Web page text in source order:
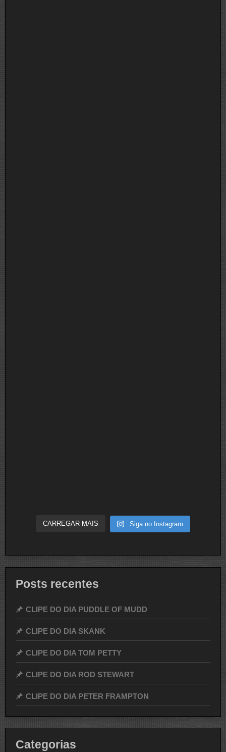
CARREGAR MAIS Siga no Instagram
Posts recentes
CLIPE DO DIA PUDDLE OF MUDD
CLIPE DO DIA SKANK
CLIPE DO DIA TOM PETTY
CLIPE DO DIA ROD STEWART
CLIPE DO DIA PETER FRAMPTON
Categorias